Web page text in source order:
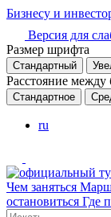
Бизнесу и
Версия для
Размер шрифта
Стандартный
Расстояние между
Стандартное
ru
Чем заняться
остановиться Где